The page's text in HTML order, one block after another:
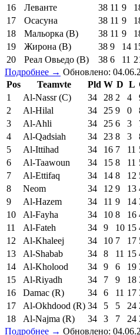
16
Леванте 38 11 9
17
Осасуна 38 11 9
18
Мальорка (В) 38 11 9
19
Жирона (В) 38 9 14
20
Реал Овьедо (В) 38 6 11
Подробнее → Обновлено:
Pos
Teamvte Pld W D L
1
Al-Nassr (C) 34 28 2 4
2
Al-Hilal 34 25 9 0
3
Al-Ahli 34 25 6 3
4
Al-Qadsiah 34 23 8 3
5
Al-Ittihad 34 16 7 11
6
Al-Taawoun 34 15 8 11
7
Al-Ettifaq 34 14 8 12
8
Neom 34 12 9 13
9
Al-Hazem 34 11 9 14
10
Al-Fayha 34 10 8 16
11
Al-Fateh 34 9 10 15
12
Al-Khaleej 34 10 7 17
13
Al-Shabab 34 8 11 15
14
Al-Kholood 34 9 6 19
15
Al-Riyadh 34 7 9 18
16
Damac (R) 34 6 11 17
17
Al-Okhdood (R) 34 5 5 24
18
Al-Najma (R) 34 3 7 24
Подробнее → Обновлено: